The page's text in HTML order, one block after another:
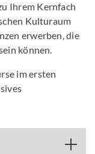
Ihrem Kernfach
Kulturaum
erwerben, die
können.
im ersten